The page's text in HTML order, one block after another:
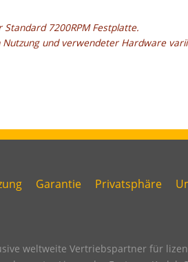
7200RPM Festplatte.
und verwendeter Hardware
Link
footer
Garantie
Link
footer
Privatsphäre
weltweite Vertriebspartner für